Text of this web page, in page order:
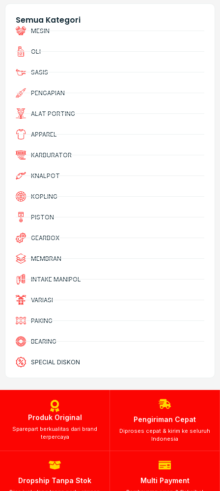
Semua Kategori
MESIN
OLI
SASIS
PENGAPIAN
ALAT PORTING
APPAREL
KARBURATOR
KNALPOT
KOPLING
PISTON
GEARBOX
MEMBRAN
INTAKE MANIPOL
VARIASI
PAKING
BEARING
SPECIAL DISKON
Produk Original
Sparepart berkualitas dari brand
terpercaya
Pengiriman Cepat
Diproses cepat & kirim ke seluruh
Indonesia
Dropship Tanpa Stok Multi Payment